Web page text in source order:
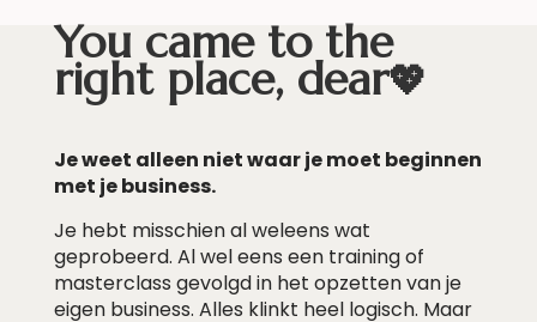
You came to the
right place, dear💖
Je weet alleen niet waar je moet beginnen
met je business.
Je hebt misschien al weleens wat
geprobeerd. Al wel eens een training of
masterclass gevolgd in het opzetten van je
eigen business. Alles klinkt heel logisch. Maar